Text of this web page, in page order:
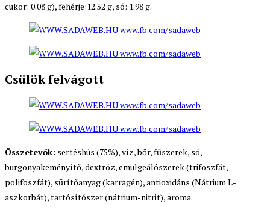
cukor: 0.08 g), fehérje:12.52 g, só: 1.98 g.
Csülök felvágott
Összetevők: sertéshús (75%), víz, bőr, fűszerek, só,
burgonyakeményítő, dextróz, emulgeálószerek (trifoszfát,
polifoszfát), sűrítőanyag (karragén), antioxidáns (Nátrium L-
aszkorbát), tartósítószer (nátrium-nitrit), aroma.